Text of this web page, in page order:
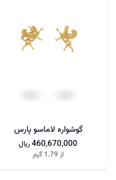
گوشواره لاماسو پارس
460,670,000ریال
از 1.79 گرم